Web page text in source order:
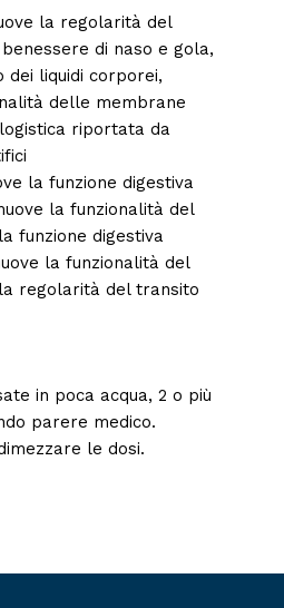
la regolarità del
di naso e gola,
dei liquidi corporei,
delle membrane
riportata da
la funzione digestiva
la funzionalità del
funzione digestiva
la funzionalità del
regolarità del transito
in poca acqua, 2 o più
parere medico.
le dosi.